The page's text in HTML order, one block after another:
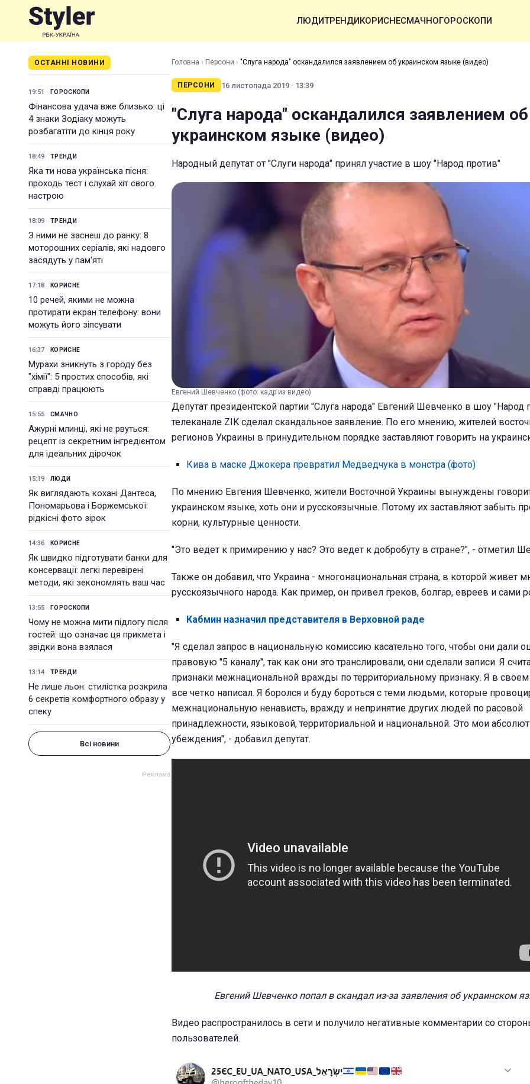
ЛЮДИТРЕНДИКОРИСНЕСМАЧНОГОРОСКОПИ
ОСТАННІ НОВИНИ
19:51 ГОРОСКОПИ
Фінансова удача вже близько: ці
4 знаки Зодіаку можуть
розбагатіти до кінця року
18:49 ТРЕНДИ
Яка ти нова українська пісня:
проходь тест і слухай хіт свого
настрою
18:09 ТРЕНДИ
З ними не заснеш до ранку: 8
моторошних серіалів, які надовго
засядуть у пам'яті
17:18 КОРИСНЕ
10 речей, якими не можна
протирати екран телефону: вони
можуть його зіпсувати
16:37 КОРИСНЕ
Мурахи зникнуть з городу без
"хімії": 5 простих способів, які
справді працюють
15:55 СМАЧНО
Ажурні млинці, які не рвуться:
рецепт із секретним інгредієнтом
для ідеальних дірочок
15:19 ЛЮДИ
Як виглядають кохані Дантеса,
Пономарьова і Боржемської:
рідкісні фото зірок
14:36 КОРИСНЕ
Як швидко підготувати банки для
консервації: легкі перевірені
методи, які зекономлять ваш час
13:55 ГОРОСКОПИ
Чому не можна мити підлогу після
гостей: що означає ця прикмета і
звідки вона взялася
13:14 ТРЕНДИ
Не лише льон: стилістка розкрила
6 секретів комфортного образу у
спеку
Всі новини
Головна › Персони › "Слуга народа" оскандалился заявлением об украинском языке (видео)
ПЕРСОНИ 16 листопада 2019 · 13:39
"Слуга народа" оскандалился заявлением об
украинском языке (видео)
Народный депутат от "Слуги народа" принял участие в шоу "Народ против"
Евгений Шевченко (фото: кадр из видео)
Депутат президентской партии "Слуга народа" Евгений Шевченко в шоу "Народ
телеканале ZIK сделал скандальное заявление. По его мнению, жителей
регионов Украины в принудительном порядке заставляют говорить на
Кива в маске Джокера превратил Медведчука в монстра (фото)
По мнению Евгения Шевченко, жители Восточной Украины вынуждены
украинском языке, хоть они и русскоязычные. Потому их заставляют забыть
корни, культурные ценности.
"Это ведет к примирению у нас? Это ведет к добробуту в стране?", - отметил
Также он добавил, что Украина - многонациональная страна, в которой живет
русскоязычного народа. Как пример, он привел греков, болгар, евреев и сами
Кабмин назначил представителя в Верховной раде
"Я сделал запрос в национальную комиссию касательно того, чтобы они дали
правовую "5 каналу", так как они это транслировали, они сделали записи. Я
признаки межнациональной вражды по территориальному признаку. Я в
все четко написал. Я боролся и буду бороться с теми людьми, которые
межнациональную ненависть, вражду и непринятие других людей по расовой
принадлежности, языковой, территориальной и национальной. Это мои
убеждения", - добавил депутат.
Евгений Шевченко попал в скандал из-за заявления об украинском
Видео распространилось в сети и получило негативные комментарии со
пользователей.